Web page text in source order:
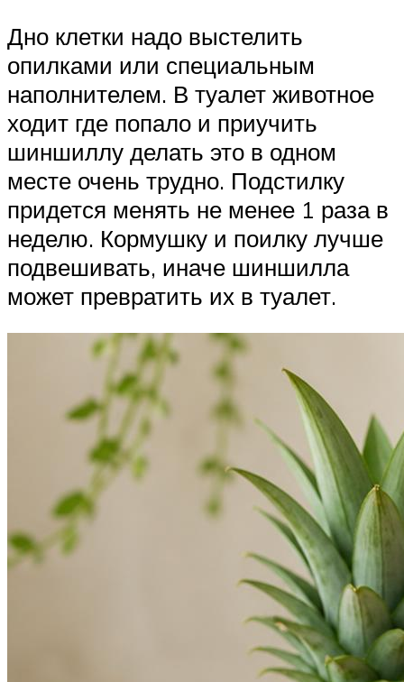
Дно клетки надо выстелить
опилками или специальным
наполнителем. В туалет животное
ходит где попало и приучить
шиншиллу делать это в одном
месте очень трудно. Подстилку
придется менять не менее 1 раза в
неделю. Кормушку и поилку лучше
подвешивать, иначе шиншилла
может превратить их в туалет.